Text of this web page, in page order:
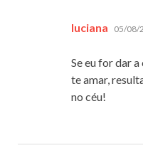
luciana disse:
05/08/
Se eu for dar
te amar,
no céu!